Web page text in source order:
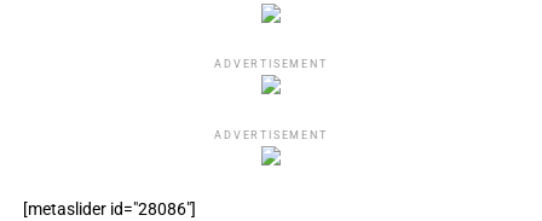
ADVERTISEMENT
ADVERTISEMENT
[metaslider id="28086"]